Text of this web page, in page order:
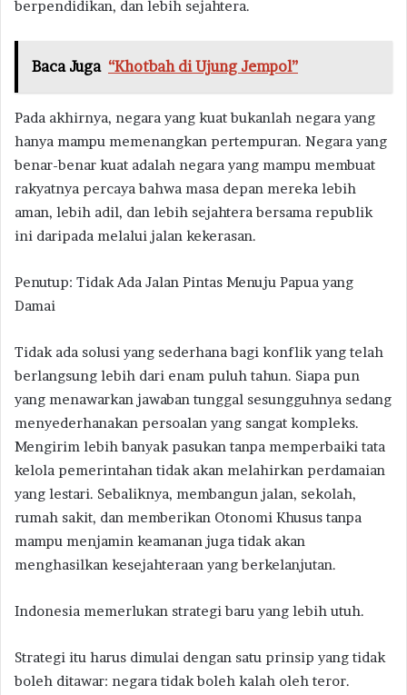
berpendidikan, dan lebih sejahtera.
Baca Juga “Khotbah di Ujung Jempol”
Pada akhirnya, negara yang kuat bukanlah negara yang
hanya mampu memenangkan pertempuran. Negara yang
benar-benar kuat adalah negara yang mampu membuat
rakyatnya percaya bahwa masa depan mereka lebih
aman, lebih adil, dan lebih sejahtera bersama republik
ini daripada melalui jalan kekerasan.
Penutup: Tidak Ada Jalan Pintas Menuju Papua yang
Damai
Tidak ada solusi yang sederhana bagi konflik yang telah
berlangsung lebih dari enam puluh tahun. Siapa pun
yang menawarkan jawaban tunggal sesungguhnya sedang
menyederhanakan persoalan yang sangat kompleks.
Mengirim lebih banyak pasukan tanpa memperbaiki tata
kelola pemerintahan tidak akan melahirkan perdamaian
yang lestari. Sebaliknya, membangun jalan, sekolah,
rumah sakit, dan memberikan Otonomi Khusus tanpa
mampu menjamin keamanan juga tidak akan
menghasilkan kesejahteraan yang berkelanjutan.
Indonesia memerlukan strategi baru yang lebih utuh.
Strategi itu harus dimulai dengan satu prinsip yang tidak
boleh ditawar: negara tidak boleh kalah oleh teror.